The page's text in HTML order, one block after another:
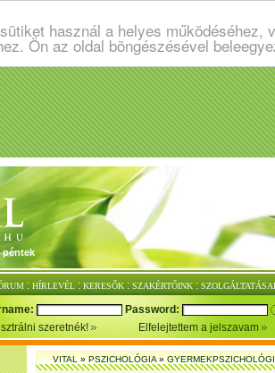
használ a helyes
Ön az oldal böngészésével
péntek
: HÍRLEVÉL : KERESŐK : SZAKÉRTŐINK :
Password:
szeretnék!
Elfelejtettem a jelszavam
VITAL»PSZICHOLÓGIA»